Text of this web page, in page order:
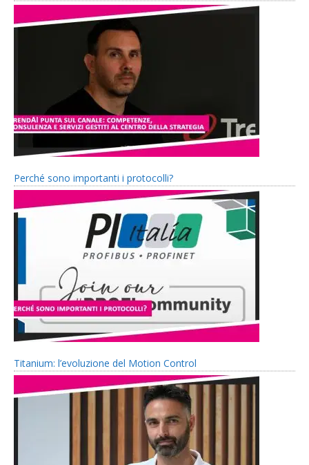
Perché sono importanti i protocolli?
Titanium: l’evoluzione del Motion Control